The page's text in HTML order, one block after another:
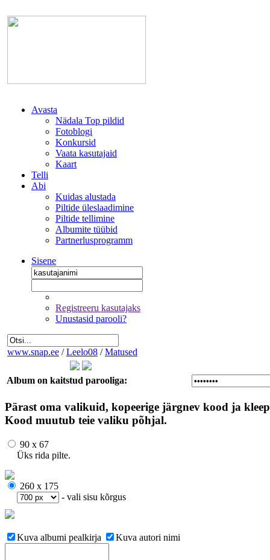
Avasta
Nädala Top pildid
Fotoblogi
Konkursid
Vaata kasutajaid
Kaart
Telli
Abi
Kuidas alustada
Piltide üleslaadimine
Piltide tellimine
Albumite tüübid
Partnerlusprogramm
Sisene
Registreeru kasutajaks
Unustasid parooli?
www.snap.ee / Leelo08 / Matused
Album on kaitstud parooliga:
Pärast oma valikuid, kopeerige järgnev kood ja
Kood muutub teie valiku põhjal.
90 x 67
Üks rida pilte.
260 x 175
- vali sisu kõrgus
Kuva albumi pealkirja Kuva autori nimi